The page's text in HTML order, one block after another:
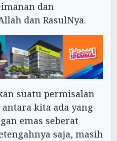
dan
dan RasulNya.
suatu permisalan
kita ada yang
emas seberat
saja, masih